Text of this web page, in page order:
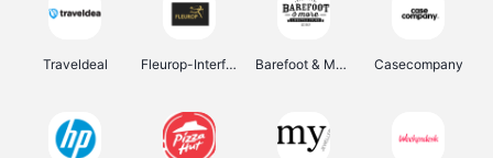
Traveldeal Fleurop-Interflora Barefoot & More Casecompany